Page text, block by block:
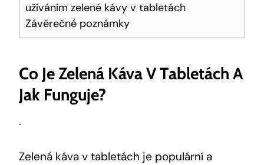
užíváním zelené kávy v tabletách
Závěrečné poznámky
Co Je Zelená Káva V Tabletách A
Jak Funguje?
.
Zelená káva v tabletách je populární a